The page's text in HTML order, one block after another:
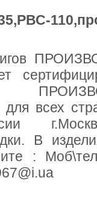
всех
В
: